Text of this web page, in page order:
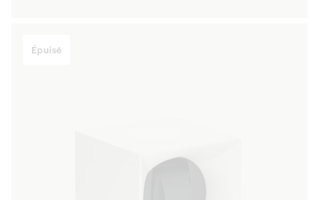
Épuisé